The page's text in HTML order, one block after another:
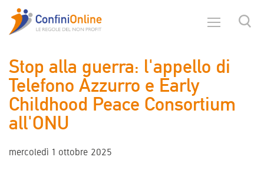
Stop alla guerra: l'appello di
Telefono Azzurro e Early
Childhood Peace Consortium
all'ONU
mercoledì 1 ottobre 2025